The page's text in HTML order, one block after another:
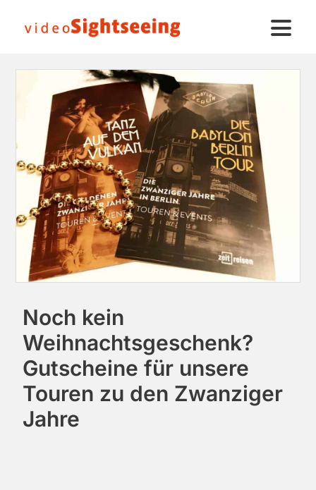
Noch kein
Weihnachtsgeschenk?
Gutscheine für unsere
Touren zu den Zwanziger
Jahre